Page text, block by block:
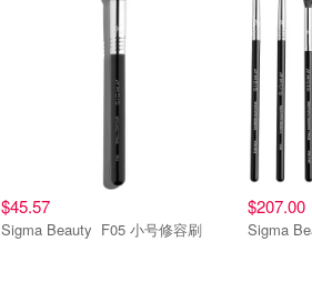
$45.57
Sigma Beauty F05 小号修容刷
$207.00